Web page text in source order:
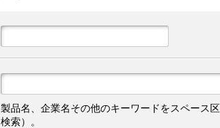
製品名、企業名その他のキーワードをスペース
検索）。